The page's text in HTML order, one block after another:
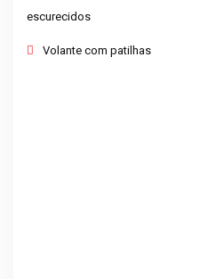
escurecidos
Volante com patilhas